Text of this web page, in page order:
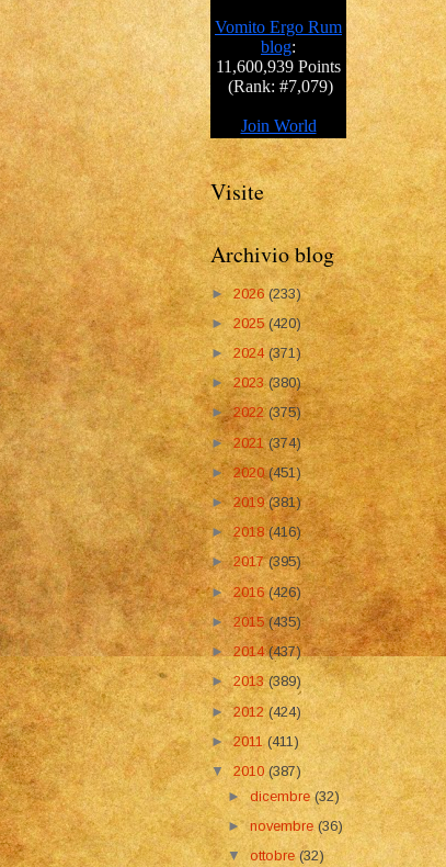
Visite
Archivio blog
► 2026(233)
►2025(420)
►2024 (371)
►2023(380)
►2022 (375)
►2021(374)
►2020(451)
►2019(381)
►2018(416)
►2017(395)
►2016(426)
►2015(435)
►2014(437)
►2013(389)
►2012(424)
►2011(411)
▼2010(387)
►dicembre(32)
►novembre(36)
▼ottobre(32)